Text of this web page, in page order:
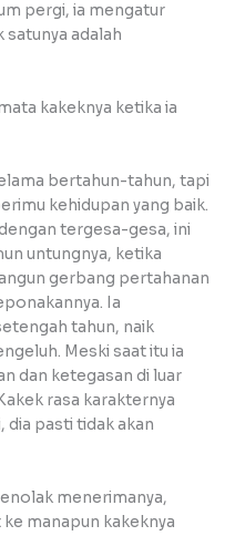
pergi, ia mengatur
satunya adalah
kakeknya ketika ia
bertahun-tahun, tapi
kehidupan yang baik.
tergesa-gesa, ini
untungnya, ketika
gerbang pertahanan
Ia
tahun, naik
Meski saat itu ia
dan ketegasan di luar
rasa karakternya
dia pasti tidak akan
menerimanya,
manapun kakeknya